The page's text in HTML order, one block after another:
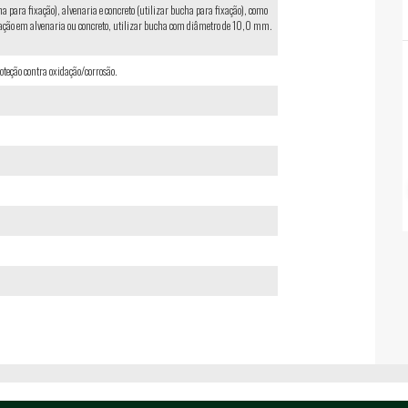
para fixação), alvenaria e concreto (utilizar bucha para fixação), como
em alvenaria ou concreto, utilizar bucha com diâmetro de 10,0 mm.
contra oxidação/corrosão.